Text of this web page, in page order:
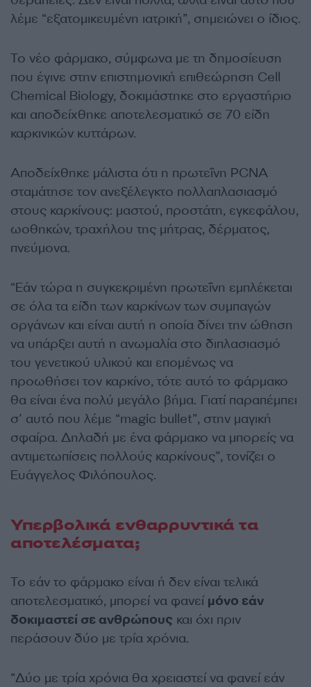
λέμε “εξατομικευμένη ιατρική”, σημειώνει ο ίδιος.
Το νέο φάρμακο, σύμφωνα με τη δημοσίευση
που έγινε στην επιστημονική επιθεώρηση Cell
Chemical Biology, δοκιμάστηκε στο εργαστήριο
και αποδείχθηκε αποτελεσματικό σε 70 είδη
καρκινικών κυττάρων.
Αποδείχθηκε μάλιστα ότι η πρωτεΐνη PCNA
σταμάτησε τον ανεξέλεγκτο πολλαπλασιασμό
στους καρκίνους: μαστού, προστάτη, εγκεφάλου,
ωοθηκών, τραχήλου της μήτρας, δέρματος,
πνεύμονα.
“Εάν τώρα η συγκεκριμένη πρωτεΐνη εμπλέκεται
σε όλα τα είδη των καρκίνων των συμπαγών
οργάνων και είναι αυτή η οποία δίνει την ώθηση
να υπάρξει αυτή η ανωμαλία στο διπλασιασμό
του γενετικού υλικού και επομένως να
προωθήσει τον καρκίνο, τότε αυτό το φάρμακο
θα είναι ένα πολύ μεγάλο βήμα. Γιατί παραπέμπει
σ’ αυτό που λέμε “magic bullet”, στην μαγική
σφαίρα. Δηλαδή με ένα φάρμακο να μπορείς να
αντιμετωπίσεις πολλούς καρκίνους”, τονίζει ο
Ευάγγελος Φιλόπουλος.
Υπερβολικά ενθαρρυντικά τα
αποτελέσματα;
Το εάν το φάρμακο είναι ή δεν είναι τελικά
αποτελεσματικό, μπορεί να φανεί μόνο εάν
δοκιμαστεί σε ανθρώπους και όχι πριν
περάσουν δύο με τρία χρόνια.
“Δύο με τρία χρόνια θα χρειαστεί να φανεί εάν